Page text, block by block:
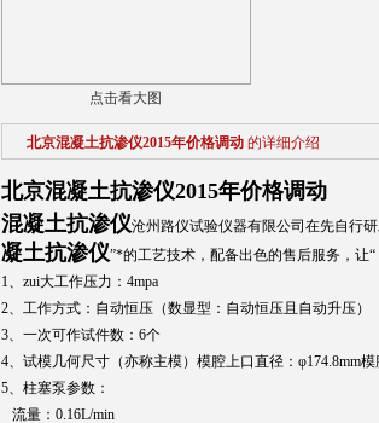
点击看大图
北京混凝土抗渗仪2015年价格调动 的详细介绍
北京混凝土抗渗仪2015年价格调动
混凝土抗渗仪沧州路仪试验仪器有限公司在先自行
凝土抗渗仪”*的工艺技术，配备出色的售后服务，让“
1、zui大工作压力：4mpa
2、工作方式：自动恒压（数显型：自动恒压且自动升压）
3、一次可作试件数：6个
4、试模几何尺寸（亦称主模）模腔上口直径：φ174.8mm
5、柱塞泵参数：
流量：0.16L/min